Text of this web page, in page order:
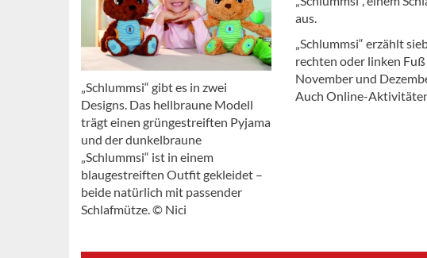
„Schlummsi“ gibt es in zwei
Designs. Das hellbraune Modell
trägt einen grüngestreiften Pyjama
und der dunkelbraune
„Schlummsi“ ist in einem
blaugestreiften Outfit gekleidet –
beide natürlich mit passender
Schlafmütze. © Nici
aus.
„Schlummsi“ erzählt
rechten oder linken
November und
Auch Online-